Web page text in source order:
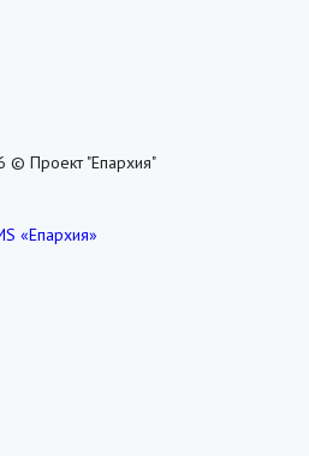
© Проект "Епархия"
«Епархия»